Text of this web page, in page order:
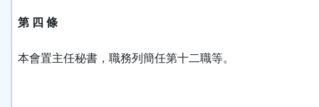
第 四 條
本會置主任秘書，職務列簡任第十二職等。